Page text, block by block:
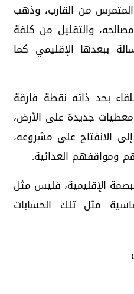
من القارب، وذهب
والتقليل من كلفة
ببعدها الإقليمي كما
بحد ذاته نقطة فارقة
جديدة على الأرض،
الانفتاح على مشروعه،
ومواقفهم العدائية.
الإقليمية، فليس مثل
مثل تلك الحسابات